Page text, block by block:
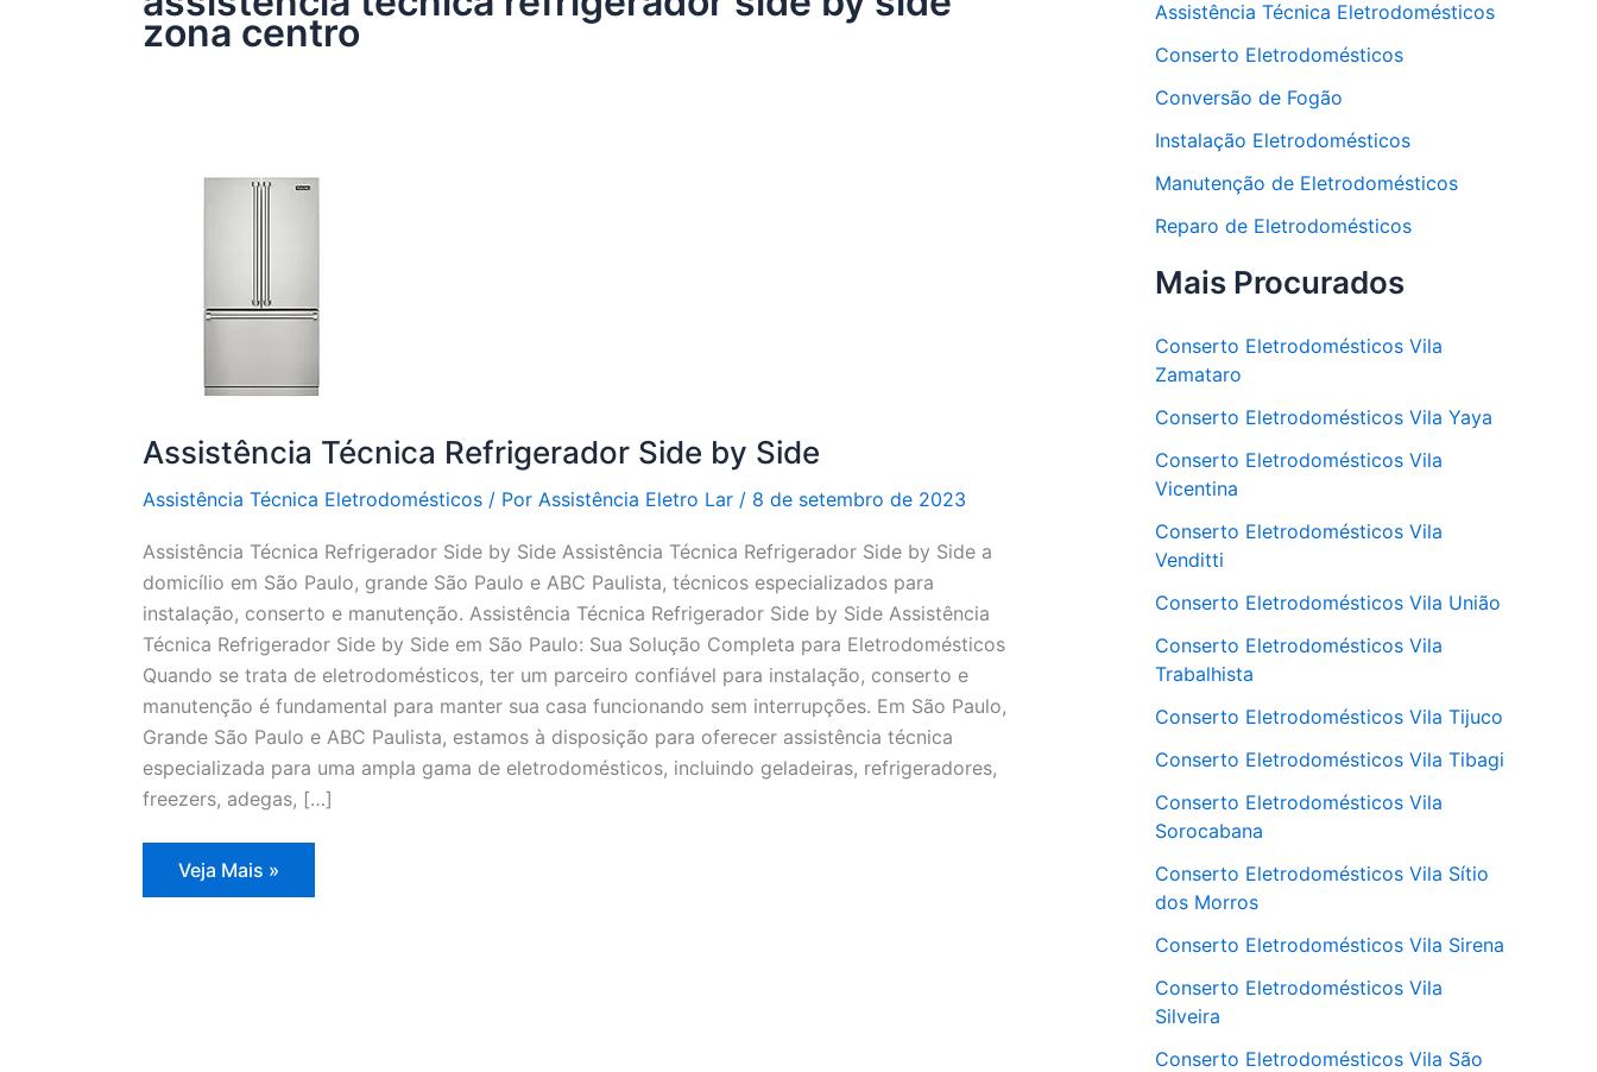
zona centro
Assistência Técnica Refrigerador Side by Side
Assistência Técnica Eletrodomésticos / Por Assistência Eletro Lar / 8 de setembro de 2023
Assistência Técnica Refrigerador Side by Side Assistência Técnica Refrigerador Side by Side a
domicílio em São Paulo, grande São Paulo e ABC Paulista, técnicos especializados para
instalação, conserto e manutenção. Assistência Técnica Refrigerador Side by Side Assistência
Técnica Refrigerador Side by Side em São Paulo: Sua Solução Completa para Eletrodomésticos
Quando se trata de eletrodomésticos, ter um parceiro confiável para instalação, conserto e
manutenção é fundamental para manter sua casa funcionando sem interrupções. Em São Paulo,
Grande São Paulo e ABC Paulista, estamos à disposição para oferecer assistência técnica
especializada para uma ampla gama de eletrodomésticos, incluindo geladeiras, refrigeradores,
freezers, adegas, […]
Assistência
Técnica
Veja Mais »
Assistência Técnica Eletrodomésticos
Conserto Eletrodomésticos
Conversão de Fogão
Instalação Eletrodomésticos
Manutenção de Eletrodomésticos
Reparo de Eletrodomésticos
Mais Procurados
Conserto Eletrodomésticos Vila
Zamataro
Conserto Eletrodomésticos Vila Yaya
Conserto Eletrodomésticos Vila
Vicentina
Conserto Eletrodomésticos Vila
Venditti
Conserto Eletrodomésticos Vila União
Conserto Eletrodomésticos Vila
Trabalhista
Conserto Eletrodomésticos Vila Tijuco
Conserto Eletrodomésticos Vila Tibagi
Conserto Eletrodomésticos Vila
Sorocabana
Conserto Eletrodomésticos Vila Sítio
dos Morros
Conserto Eletrodomésticos Vila Sirena
Conserto Eletrodomésticos Vila
Silveira
Conserto Eletrodomésticos Vila São